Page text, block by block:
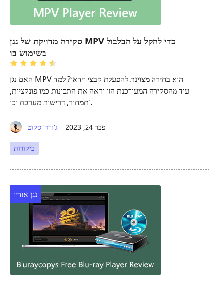
סקירה מדויקת של נגן MPV כדי להקל על הבלבול
בשימוש בו
האם נגן MPV הוא בחירה מצוינת להפעלת קבצי וידאו? למד
עוד מהסקירה המעודכנת הזו וראה את התכונות כמו פונקציות,
תמחור, דרישות מערכת וכו'.
ג'ורדן סקוט פבר 24, 2023
ביקורות
נגן אודיו